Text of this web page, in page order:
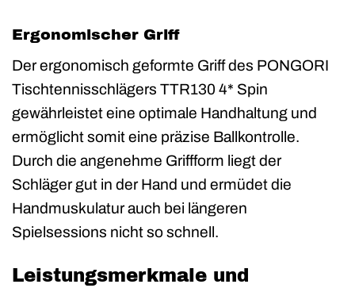
Ergonomischer Griff
Der ergonomisch geformte Griff des PONGORI
Tischtennisschlägers TTR130 4* Spin
gewährleistet eine optimale Handhaltung und
ermöglicht somit eine präzise Ballkontrolle.
Durch die angenehme Griffform liegt der
Schläger gut in der Hand und ermüdet die
Handmuskulatur auch bei längeren
Spielsessions nicht so schnell.
Leistungsmerkmale und